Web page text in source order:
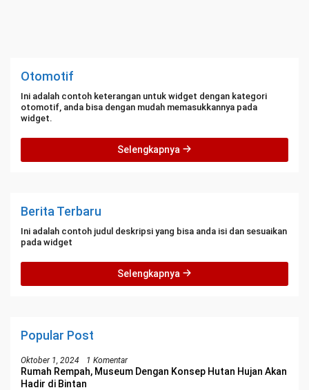
Otomotif
Ini adalah contoh keterangan untuk widget dengan kategori
otomotif, anda bisa dengan mudah memasukkannya pada
widget.
Selengkapnya
Berita Terbaru
Ini adalah contoh judul deskripsi yang bisa anda isi dan sesuaikan
pada widget
Selengkapnya
Popular Post
Oktober 1, 2024 1 Komentar
Rumah Rempah, Museum Dengan Konsep Hutan Hujan Akan
Hadir di Bintan